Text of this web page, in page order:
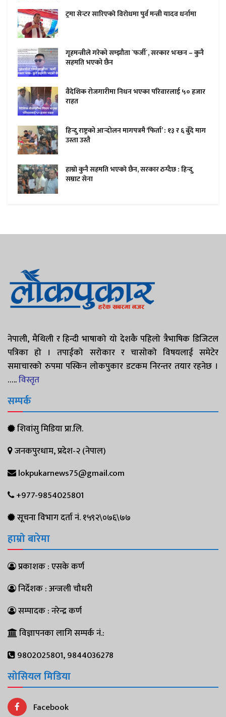
ट्रमा सेन्टर सारिएकाे विराेधमा पुर्व मन्त्री यादव धर्नामा
गृहमन्त्रीले गरेको सम्झौता `फर्जी´, सरकार भन्छन – कुनै
सहमति भएको छैन
वैदेशिक रोजगारीमा निधन भएका परिवारलाई ५० हजार
राहत
हिन्दु राष्ट्रको आन्दोलन मागपत्रमै ‘फिर्ता’ : १३ र ६ बुँदे माग
उस्ता उस्तै
हाम्राे कुनै सहमति भएकाे छैन, सरकार ठग्दैछ : हिन्दु
सम्राट सेना
नेपाली, मैथिली र हिन्दी भाषाको यो देशकै पहिलो त्रैभाषिक डिजिटल
पत्रिका हो । तपाईको सरोकार र चासोको विषयलाई समेटेर
समाचारको रुपमा पस्किन लोकपुकार डटकम निरन्तर तयार रहनेछ ।
…..विस्तृत
सम्पर्क
शिवांसु मिडिया प्रा.लि.
जनकपुरधाम, प्रदेश-२ (नेपाल)
lokpukarnews75@gmail.com
+977-9854025801
सूचना विभाग दर्ता नं. १५९२\०७६\७७
हाम्रो बारेमा
प्रकाशक : एसके कर्ण
निर्देशक : अन्जली चौधरी
सम्पादक : नरेन्द्र कर्ण
विज्ञापनका लागि सम्पर्क नं.:
9802025801, 9844036278
सोसियल मिडिया
Facebook